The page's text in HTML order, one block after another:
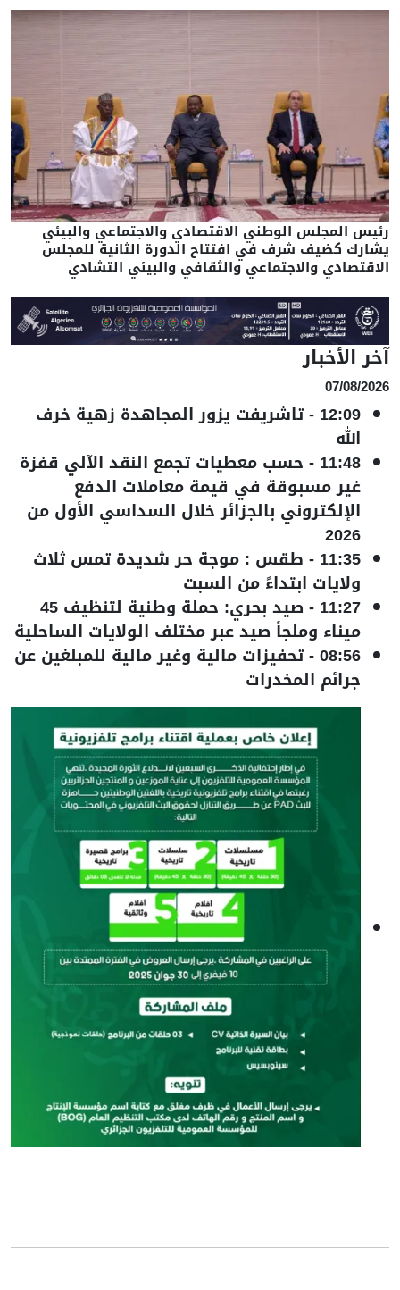
رئيس المجلس الوطني الاقتصادي والاجتماعي والبيئي
يشارك كضيف شرف في افتتاح الدورة الثانية للمجلس
الاقتصادي والاجتماعي والثقافي والبيئي التشادي
آخر الأخبار
07/08/2026
12:09
-تاشريفت يزور المجاهدة زهية خرف
الله
11:48
- حسب معطيات تجمع النقد الآلي قفزة
غير مسبوقة في قيمة معاملات الدفع
الإلكتروني بالجزائر خلال السداسي الأول من
2026
11:35
- طقس : موجة حر شديدة تمس ثلاث
ولايات ابتداءً من السبت
11:27
- صيد بحري: حملة وطنية لتنظيف 45
ميناء وملجأ صيد عبر مختلف الولايات الساحلية
08:56
-تحفيزات مالية وغير مالية للمبلغين عن
جرائم المخدرات